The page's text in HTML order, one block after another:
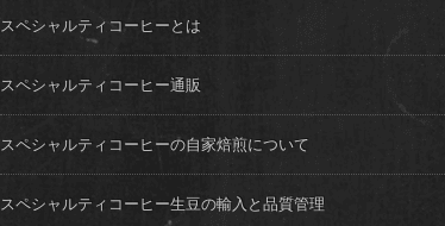
スペシャルティコーヒーとは
スペシャルティコーヒー通販
スペシャルティコーヒーの自家焙煎について
スペシャルティコーヒー生豆の輸入と品質管理